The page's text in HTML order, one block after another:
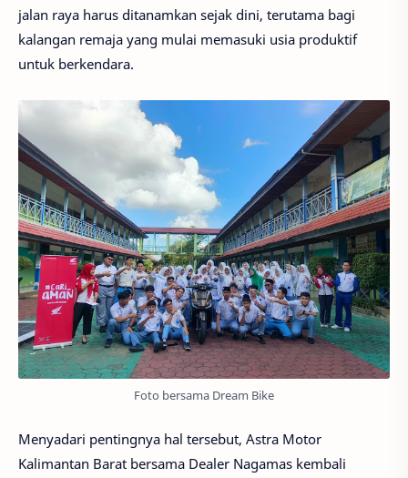
jalan raya harus ditanamkan sejak dini, terutama bagi
kalangan remaja yang mulai memasuki usia produktif
untuk berkendara.
Foto bersama Dream Bike
Menyadari pentingnya hal tersebut, Astra Motor
Kalimantan Barat bersama Dealer Nagamas kembali